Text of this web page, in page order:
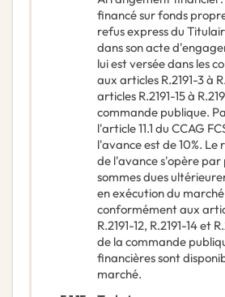
financé sur fonds
refus express du
dans son acte
lui est versée dans les
aux articles R.2191-3 à
articles R.2191-15 à
commande publique.
l'article 11.1 du CCAG
l'avance est de 10%.
de l'avance s'opère par
sommes dues
en exécution du
conformément aux
R.2191-12, R.2191-14 et
de la commande
financières sont
marché.